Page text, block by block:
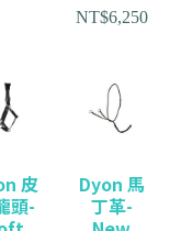
NT$6,250
皮
頭-
Dyon 馬
丁革-